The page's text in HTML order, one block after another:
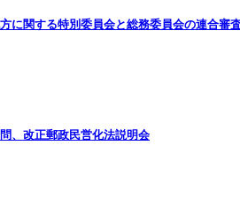
に関する特別委員会と総務委員会の連合審
、改正郵政民営化法説明会